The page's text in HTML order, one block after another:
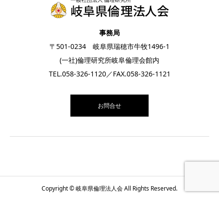
事務局
〒501-0234 岐阜県瑞穂市牛牧1496-1
(一社)倫理研究所岐阜倫理会館内
TEL.058-326-1120／FAX.058-326-1121
お問合せ
Copyright © 岐阜県倫理法人会 All Rights Reserved.
お電話 お問合せ 月間スケジュール